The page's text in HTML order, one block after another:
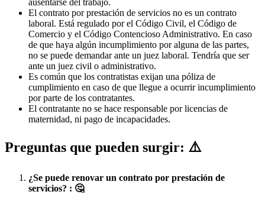
ausentarse del trabajo.
El contrato por prestación de servicios no es un contrato
laboral. Está regulado por el Código Civil, el Código de
Comercio y el Código Contencioso Administrativo. En caso
de que haya algún incumplimiento por alguna de las partes,
no se puede demandar ante un juez laboral. Tendría que ser
ante un juez civil o administrativo.
Es común que los contratistas exijan una póliza de
cumplimiento en caso de que llegue a ocurrir incumplimiento
por parte de los contratantes.
El contratante no se hace responsable por licencias de
maternidad, ni pago de incapacidades.
Preguntas que pueden surgir: ⚠️
¿Se puede renovar un contrato por prestación de
servicios? : 🤔